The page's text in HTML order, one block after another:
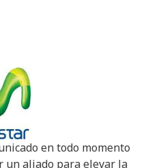
en todo momento
un aliado para elevar la